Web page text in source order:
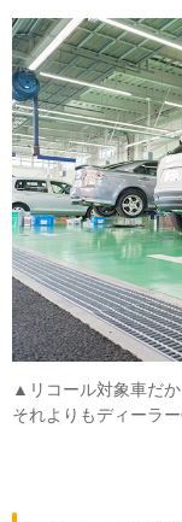
▲リコール対象車だか
それよりもディーラ